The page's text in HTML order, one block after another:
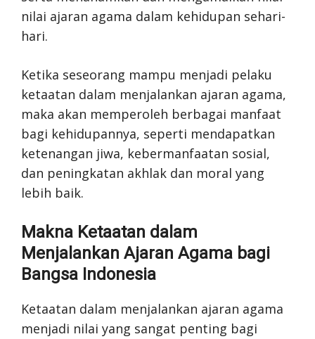
nilai ajaran agama dalam kehidupan sehari-
hari.
Ketika seseorang mampu menjadi pelaku
ketaatan dalam menjalankan ajaran agama,
maka akan memperoleh berbagai manfaat
bagi kehidupannya, seperti mendapatkan
ketenangan jiwa, kebermanfaatan sosial,
dan peningkatan akhlak dan moral yang
lebih baik.
Makna Ketaatan dalam
Menjalankan Ajaran Agama bagi
Bangsa Indonesia
Ketaatan dalam menjalankan ajaran agama
menjadi nilai yang sangat penting bagi